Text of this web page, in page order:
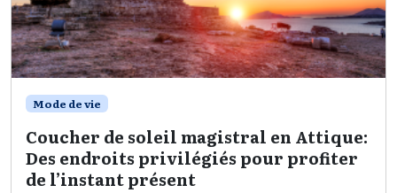
Mode de vie
Coucher de soleil magistral en Attique:
Des endroits privilégiés pour profiter
de l’instant présent